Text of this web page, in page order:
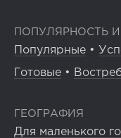
ПОПУЛЯРНОСТЬ
Популярные •
Готовые •
ГЕОГРАФИЯ
Для маленького